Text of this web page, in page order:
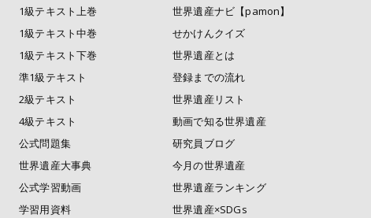
1級テキスト上巻
1級テキスト中巻
1級テキスト下巻
準1級テキスト
2級テキスト
4級テキスト
公式問題集
世界遺産大事典
公式学習動画
学習用資料
世界遺産ナビ【pamon】
せかけんクイズ
世界遺産とは
登録までの流れ
世界遺産リスト
動画で知る世界遺産
研究員ブログ
今月の世界遺産
世界遺産ランキング
世界遺産×SDGs